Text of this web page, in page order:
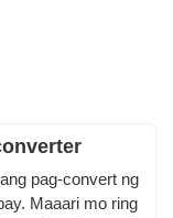
pag-convert ng
Maaari mo ring